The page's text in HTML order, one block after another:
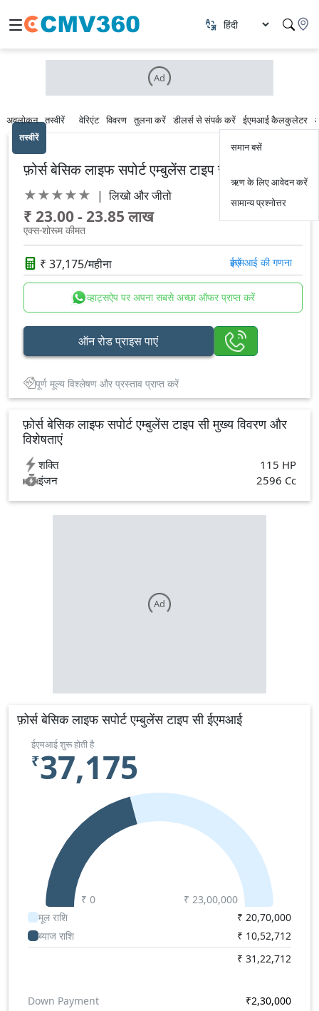
Ad
अवलोकन तस्वीरें वेरिएंट विवरण तुलना करें डीलर्स से संपर्क करें ईएमआई कैलकुलेटर
समान बसें
ऋण के लिए आवेदन करें
सामान्य प्रश्नोत्तर
तस्वीरें
फ़ोर्स बेसिक लाइफ सपोर्ट एम्बुलेंस टाइप सी
★★★★★ | लिखो और जीतो
₹ 23.00 - 23.85 लाख
एक्स-शोरूम कीमत
₹ 37,175/महीना ईएमआई की गणना करें
व्हाट्सऐप पर अपना सबसे अच्छा ऑफर प्राप्त करें
ऑन रोड प्राइस पाएं
पूर्ण मूल्य विश्लेषण और प्रस्ताव प्राप्त करें
फ़ोर्स बेसिक लाइफ सपोर्ट एम्बुलेंस टाइप सी मुख्य विवरण और
विशेषताएं
शक्ति
115 HP
इंजन
2596 Cc
Ad
फ़ोर्स बेसिक लाइफ सपोर्ट एम्बुलेंस टाइप सी ईएमआई
ईएमआई शुरू होती है
₹37,175
₹ 0 ₹ 23,00,000
मूल राशि
₹ 20,70,000
ब्याज राशि
₹ 10,52,712
₹ 31,22,712
Down Payment ₹2,30,000